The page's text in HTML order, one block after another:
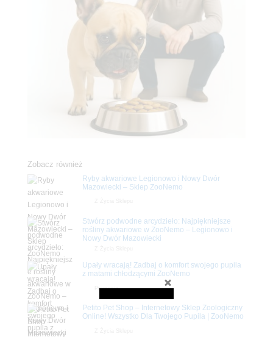
Zobacz również
Ryby akwariowe Legionowo i Nowy Dwór
Mazowiecki – Sklep ZooNemo
Stwórz podwodne arcydzieło: Najpiękniejsze
rośliny akwariowe w ZooNemo – Legionowo i
Nowy Dwór Mazowiecki
Promocje
Upały wracają! Zadbaj o komfort swojego pupila
z matami chłodzącymi ZooNemo
Petito Pet Shop – Internetowy Sklep Zoologiczny
Online! Wszystko Dla Twojego Pupila | ZooNemo